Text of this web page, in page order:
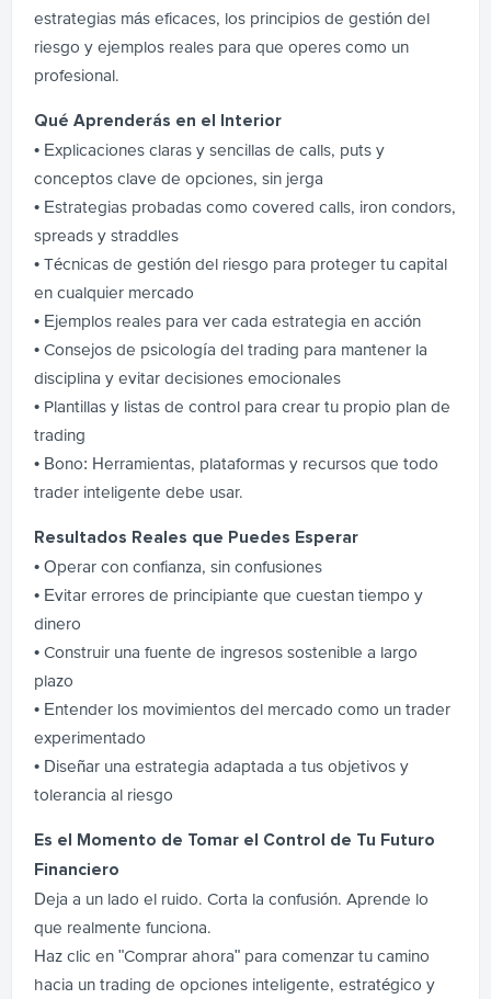
estrategias más eficaces, los principios de gestión del
riesgo y ejemplos reales para que operes como un
profesional.
Qué Aprenderás en el Interior
• Explicaciones claras y sencillas de calls, puts y
conceptos clave de opciones, sin jerga
• Estrategias probadas como covered calls, iron condors,
spreads y straddles
• Técnicas de gestión del riesgo para proteger tu capital
en cualquier mercado
• Ejemplos reales para ver cada estrategia en acción
• Consejos de psicología del trading para mantener la
disciplina y evitar decisiones emocionales
• Plantillas y listas de control para crear tu propio plan de
trading
• Bono: Herramientas, plataformas y recursos que todo
trader inteligente debe usar.
Resultados Reales que Puedes Esperar
• Operar con confianza, sin confusiones
• Evitar errores de principiante que cuestan tiempo y
dinero
• Construir una fuente de ingresos sostenible a largo
plazo
• Entender los movimientos del mercado como un trader
experimentado
• Diseñar una estrategia adaptada a tus objetivos y
tolerancia al riesgo
Es el Momento de Tomar el Control de Tu Futuro
Financiero
Deja a un lado el ruido. Corta la confusión. Aprende lo
que realmente funciona.
Haz clic en "Comprar ahora" para comenzar tu camino
hacia un trading de opciones inteligente, estratégico y